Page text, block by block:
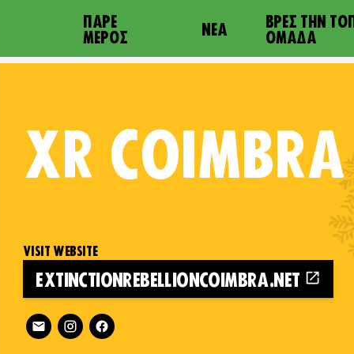
ΠΆΡΕ
ΜΈΡΟΣ
ΝΈΑ
ΒΡΕΣ ΤΗΝ
ΟΜΆΔΑ
XR COIMBRA
VISIT WEBSITE
EXTINCTIONREBELLIONCOIMBRA.NET
Follow XR Coimbra on